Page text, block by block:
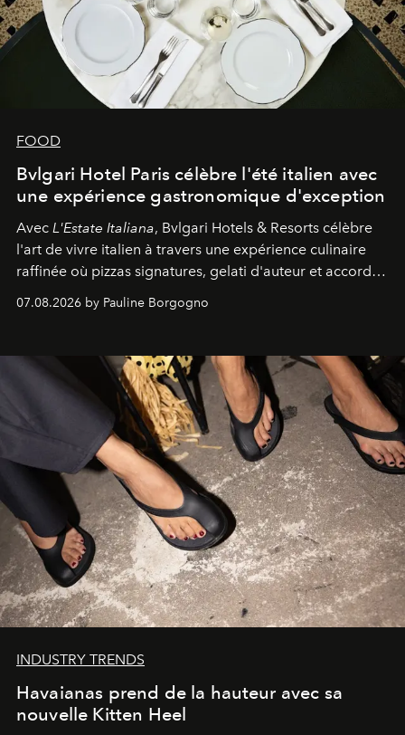
FOOD
Bvlgari Hotel Paris célèbre l'été italien avec
une expérience gastronomique d'exception
Avec L'Estate Italiana, Bvlgari Hotels & Resorts célèbre
l'art de vivre italien à travers une expérience culinaire
raffinée où pizzas signatures, gelati d'auteur et accords
d'exception composent un véritable voyage sensoriel.
07.08.2026 by Pauline Borgogno
INDUSTRY TRENDS
Havaianas prend de la hauteur avec sa
nouvelle Kitten Heel